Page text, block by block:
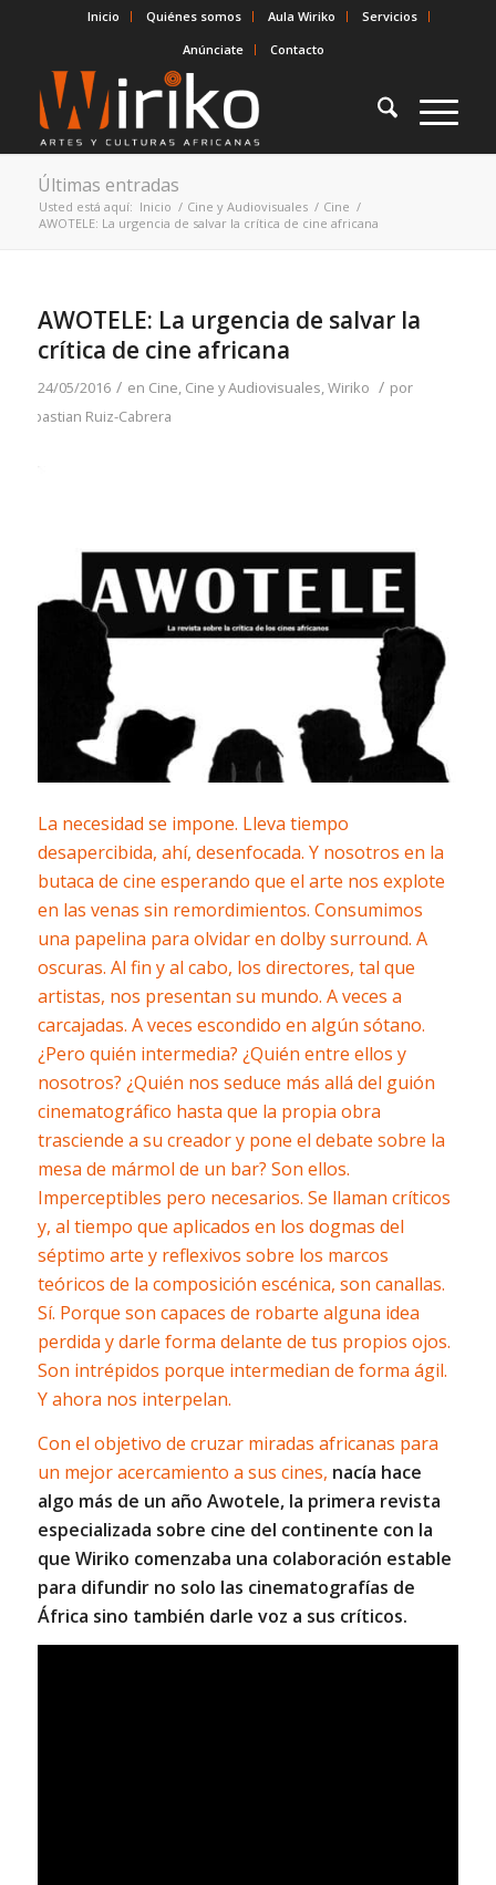
Inicio Quiénes somos Aula Wiriko
Servicios
Anúnciate
Contacto
Últimas entradas
Usted está aquí: Inicio / Cine y Audiovisuales / Cine /
AWOTELE: La urgencia de salvar la crítica de cine africana
AWOTELE: La urgencia de salvar la
crítica de cine africana
24/05/2016 / en Cine, Cine y Audiovisuales,Wiriko / por
Sebastian Ruiz-Cabrera
La necesidad se impone. Lleva tiempo
desapercibida, ahí, desenfocada. Y nosotros en la
butaca de cine esperando que el arte nos explote
en las venas sin remordimientos. Consumimos
una papelina para olvidar en dolby surround. A
oscuras. Al fin y al cabo, los directores, tal que
artistas, nos presentan su mundo. A veces a
carcajadas. A veces escondido en algún sótano.
¿Pero quién intermedia? ¿Quién entre ellos y
nosotros? ¿Quién nos seduce más allá del guión
cinematográfico hasta que la propia obra
trasciende a su creador y pone el debate sobre la
mesa de mármol de un bar? Son ellos.
Imperceptibles pero necesarios. Se llaman críticos
y, al tiempo que aplicados en los dogmas del
séptimo arte y reflexivos sobre los marcos
teóricos de la composición escénica, son canallas.
Sí. Porque son capaces de robarte alguna idea
perdida y darle forma delante de tus propios ojos.
Son intrépidos porque intermedian de forma ágil.
Y ahora nos interpelan.
Con el objetivo de cruzar miradas africanas para
un mejor acercamiento a sus cines, nacía hace
algo más de un año Awotele, la primera revista
especializada sobre cine del continente con la
que Wiriko comenzaba una colaboración estable
para difundir no solo las cinematografías de
África sino también darle voz a sus críticos.